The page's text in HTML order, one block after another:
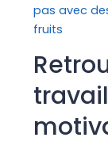
pas avec
fruits